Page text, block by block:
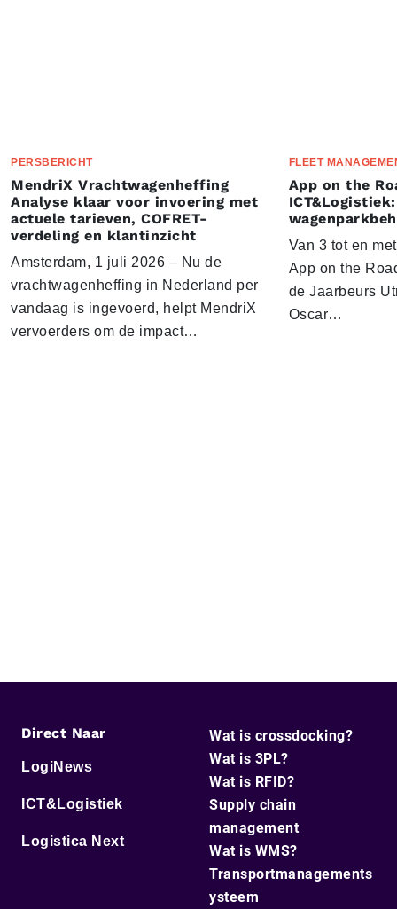
PERSBERICHT
MendriX Vrachtwagenheffing
Analyse klaar voor invoering met
actuele tarieven, COFRET-
verdeling en klantinzicht
Amsterdam, 1 juli 2026 – Nu de
vrachtwagenheffing in Nederland per
vandaag is ingevoerd, helpt MendriX
vervoerders om de impact…
FLEET
App on the
Van 3 tot en
App on the
de Jaarbeurs
Oscar…
Direct Naar
LogiNews
ICT&Logistiek
Logistica Next
Wat is crossdocking?
Wat is 3PL?
Wat is RFID?
Supply chain
management
Wat is WMS?
Transportmanagements
ysteem